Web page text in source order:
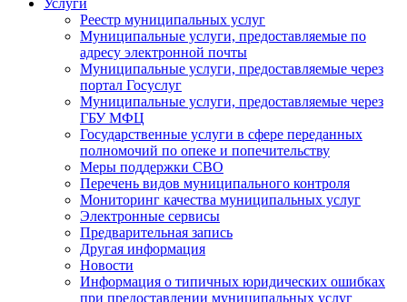
Услуги
Реестр муниципальных услуг
Муниципальные услуги, предоставляемые по
адресу электронной почты
Муниципальные услуги, предоставляемые через
портал Госуслуг
Муниципальные услуги, предоставляемые через
ГБУ МФЦ
Государственные услуги в сфере переданных
полномочий по опеке и попечительству
Меры поддержки СВО
Перечень видов муниципального контроля
Мониторинг качества муниципальных услуг
Электронные сервисы
Предварительная запись
Другая информация
Новости
Информация о типичных юридических ошибках
при предоставлении муниципальных услуг